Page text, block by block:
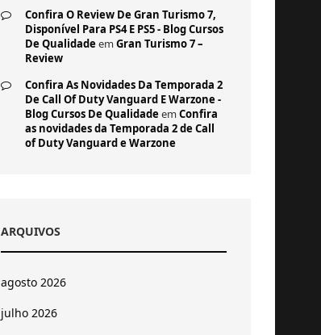
Confira O Review De Gran Turismo 7,
Disponível Para PS4 E PS5 - Blog Cursos
De Qualidade em Gran Turismo 7 –
Review
Confira As Novidades Da Temporada 2
De Call Of Duty Vanguard E Warzone -
Blog Cursos De Qualidade em Confira
as novidades da Temporada 2 de Call
of Duty Vanguard e Warzone
ARQUIVOS
agosto 2026
julho 2026